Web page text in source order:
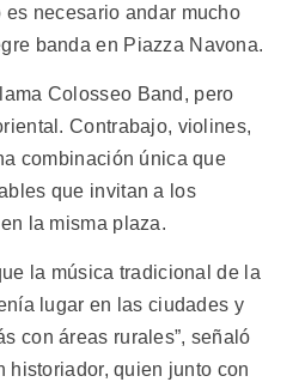
necesario andar mucho
banda en Piazza Navona.
Colosseo Band, pero
Contrabajo, violines,
combinación única que
que invitan a los
la misma plaza.
la música tradicional de la
lugar en las ciudades y
con áreas rurales”, señaló
historiador, quien junto con